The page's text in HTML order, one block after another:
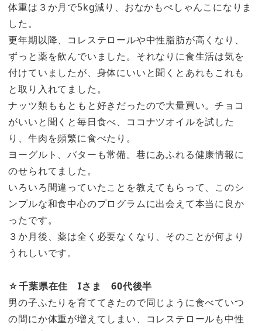
体重は３か月で5kg減り、おなかもぺしゃんこになりま
した。
更年期以降、コレステロールや中性脂肪が高くなり、
ずっと薬を飲んでいました。それなりに食生活は気を
付けていましたが、身体にいいと聞くとあれもこれも
と取り入れてました。
ナッツ類ももともと好きだったので大量買い。チョコ
がいいと聞くと毎日食べ、ココナツオイルを試した
り、牛肉を頻繁に食べたり。
ヨーグルト、バターも常備。巷にあふれる健康情報に
のせられてました。
いろいろ間違っていたことを教えてもらって、このシ
ンプルな和食中心のプログラムに出会えて本当に良か
ったです。
３か月後、薬は全く必要なくなり、そのことが何より
うれしいです。
☆千葉県在住 Iさま 60代後半
男の子ふたりを育ててきたので同じように食べていつ
の間にか体重が増えてしまい、コレステロールも中性